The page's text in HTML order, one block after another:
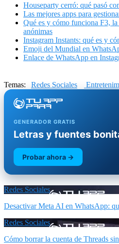
Houseparty cerró: qué pasó
Las mejores apps para
Qué es y cómo funciona F3,
anónimas
Instagram Instants: qué es y
Emoji del Mundial en
Enlace de WhatsApp en
Temas: Redes Sociales
GENERADOR GRATIS
Letras y fuentes
Probar ahora →
Redes Sociales
Desactivar Meta AI en WhatsApp:
Redes Sociales
Cómo borrar la cuenta de Threads